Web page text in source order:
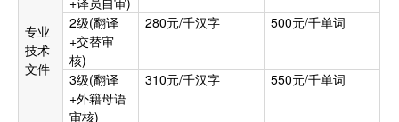
专业
技术
文件
2级(翻译
+交替审
核)
280元/千汉字 500元/千单词
3级(翻译
+外籍母语
审核)
310元/千汉字 550元/千单词